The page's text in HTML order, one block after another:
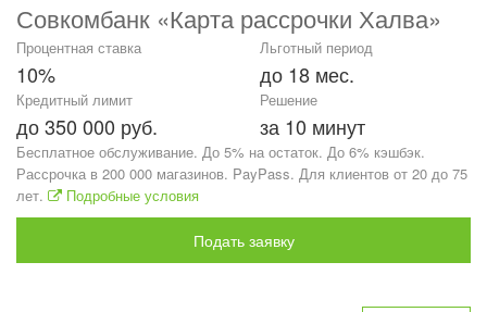
Совкомбанк «Карта рассрочки Халва»
Процентная ставка
10%
Льготный период
до 18 мес.
Кредитный лимит
до 350 000 руб.
Решение
за 10 минут
Бесплатное обслуживание. До 5% на остаток. До 6% кэшбэк.
Рассрочка в 200 000 магазинов. PayPass. Для клиентов от 20 до 75
лет.
Подробные условия
Подать заявку